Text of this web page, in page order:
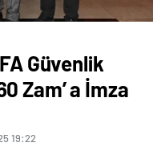
Güvenlik
Zam’ a İmza
19:22